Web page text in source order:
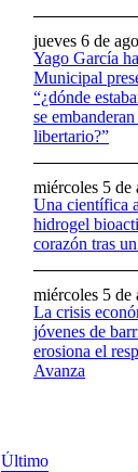
Yago García
Municipal
“¿dónde
se
libertario?”
jueves 6 de
Una científica
hidrogel
corazón tras
miércoles 5 de
La crisis
jóvenes de
erosiona el
Avanza
miércoles 5 de
Último